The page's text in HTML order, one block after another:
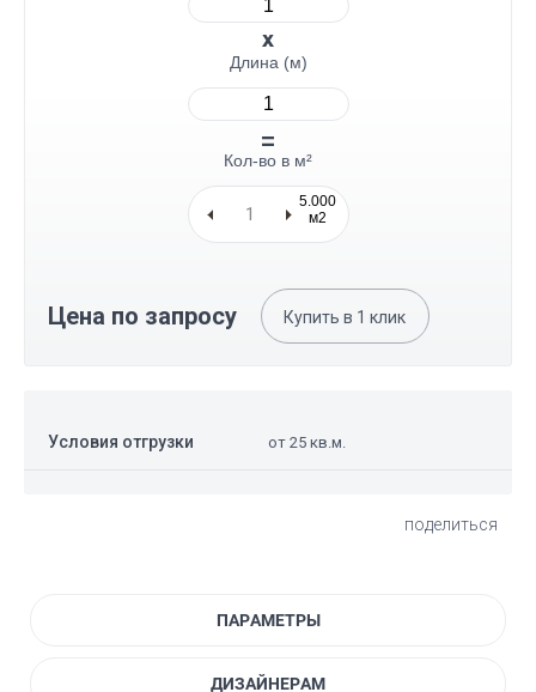
Длина (м)
Кол-во в м²
5.000
м2
Цена по запросу Купить в 1 клик
Условия отгрузки от 25 кв.м.
поделиться
ПАРАМЕТРЫ
ДИЗАЙНЕРАМ